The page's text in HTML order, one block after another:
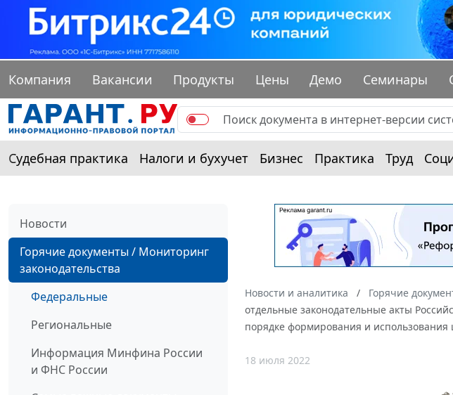
Компания Вакансии Продукты Цены Демо Семинары
Судебная практика Налоги и бухучет Бизнес Практика Труд
Новости
Горячие документы / Мониторинг
законодательства
Федеральные
Региональные
Информация Минфина России
и ФНС России
Новости и аналитика Горячие
отдельные законодательные акты
порядке формирования и использования
18 июля 2022